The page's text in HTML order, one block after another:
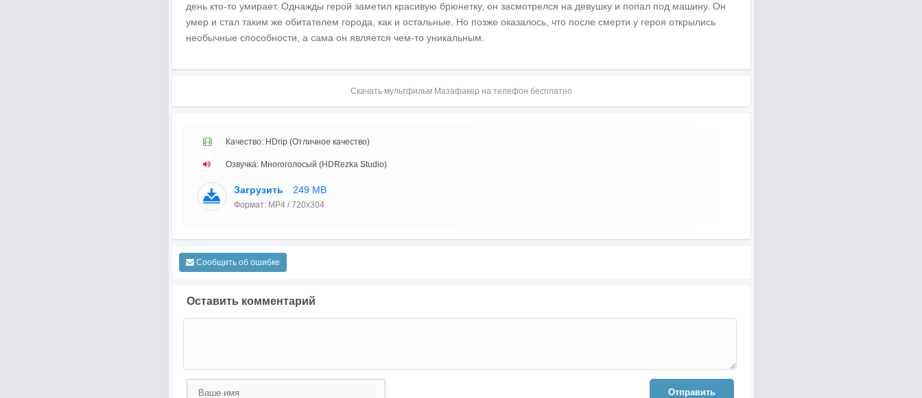
день кто-то умирает. Однажды герой заметил красивую брюнетку, он засмотрелся на девушку и попал под машину. Он
умер и стал таким же обитателем города, как и остальные. Но позже оказалось, что после смерти у героя открылись
необычные способности, а сама он является чем-то уникальным.
Скачать мультфильм Мазафакер на телефон бесплатно
Качество: HDrip (Отличное качество)
Озвучка: Многоголосый (HDRezka Studio)
Загрузить 249 MB
Формат: MP4 / 720x304
Сообщить об ошибке
Оставить комментарий
Отправить